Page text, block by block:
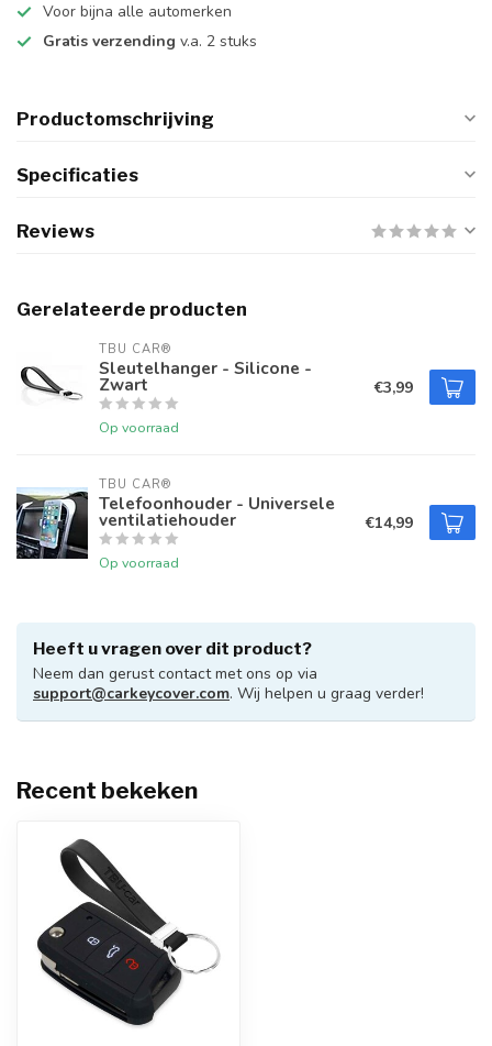
Voor bijna alle automerken
Gratis verzending v.a. 2 stuks
Productomschrijving
Specificaties
Reviews
Gerelateerde producten
TBU CAR®
Sleutelhanger - Silicone -
Zwart
Op voorraad
€3,99
TBU CAR®
Telefoonhouder - Universele
ventilatiehouder
Op voorraad
€14,99
Heeft u vragen over dit product?
Neem dan gerust contact met ons op via
support@carkeycover.com. Wij helpen u graag verder!
Recent bekeken